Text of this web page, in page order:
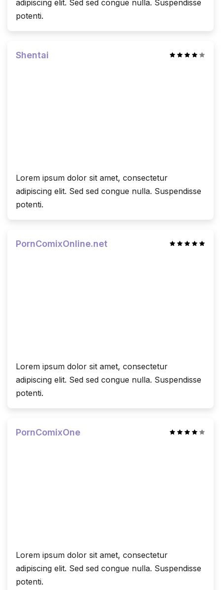
adipiscing elit. Sed sed congue nulla. Suspendisse
potenti.
Shentai
Lorem ipsum dolor sit amet, consectetur
adipiscing elit. Sed sed congue nulla. Suspendisse
potenti.
PornComixOnline.net
Lorem ipsum dolor sit amet, consectetur
adipiscing elit. Sed sed congue nulla. Suspendisse
potenti.
PornComixOne
Lorem ipsum dolor sit amet, consectetur
adipiscing elit. Sed sed congue nulla. Suspendisse
potenti.